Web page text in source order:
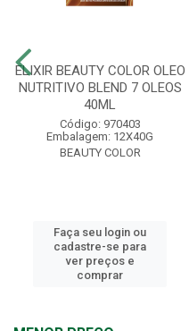
ELIXIR BEAUTY COLOR OLEO
NUTRITIVO BLEND 7 OLEOS
40ML
Código: 970403
Embalagem: 12X40G
BEAUTY COLOR
Faça seu login ou
cadastre-se para
ver preços e
comprar